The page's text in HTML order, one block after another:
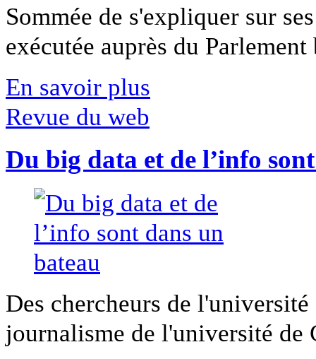
Sommée de s'expliquer sur
exécutée auprès du
En savoir plus
Revue du web
Du big data et de l’info
Des chercheurs de
journalisme de l'université